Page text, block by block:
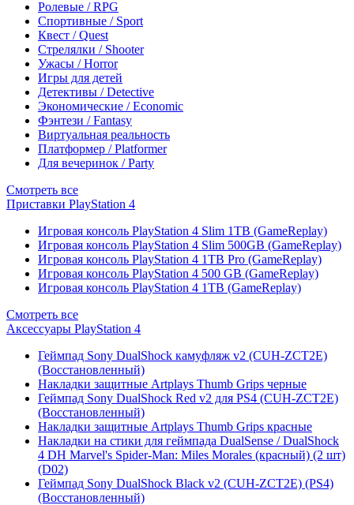
Ролевые / RPG
Спортивные / Sport
Квест / Quest
Стрелялки / Shooter
Ужасы / Horror
Игры для детей
Детективы / Detective
Экономические / Economic
Фэнтези / Fantasy
Виртуальная реальность
Платформер / Platformer
Для вечеринок / Party
Смотреть все
Приставки PlayStation 4
Игровая консоль PlayStation 4 Slim 1TB (GameReplay)
Игровая консоль PlayStation 4 Slim 500GB (GameReplay)
Игровая консоль PlayStation 4 1TB Pro (GameReplay)
Игровая консоль PlayStation 4 500 GB (GameReplay)
Игровая консоль PlayStation 4 1TB (GameReplay)
Смотреть все
Аксессуары PlayStation 4
Геймпад Sony DualShock камуфляж v2 (CUH-ZCT2E)
(Восстановленный)
Накладки защитные Artplays Thumb Grips черные
Геймпад Sony DualShock Red v2 для PS4 (CUH-ZCT2E)
(Восстановленный)
Накладки защитные Artplays Thumb Grips красные
Накладки на стики для геймпада DualSense / DualShock
4 DH Marvel's Spider-Man: Miles Morales (красный) (2 шт)
(D02)
Геймпад Sony DualShock Black v2 (CUH-ZCT2E) (PS4)
(Восстановленный)